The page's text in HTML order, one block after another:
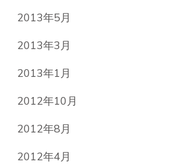
2013年5月
2013年3月
2013年1月
2012年10月
2012年8月
2012年4月